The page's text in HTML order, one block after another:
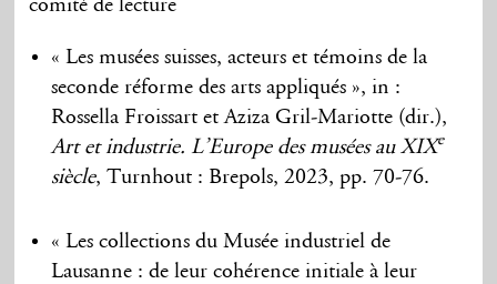
comité de lecture
« Les musées suisses, acteurs et témoins de la
seconde réforme des arts appliqués », in :
Rossella Froissart et Aziza Gril-Mariotte (dir.),
Art et industrie. L’Europe des musées au XIXe
siècle, Turnhout : Brepols, 2023, pp. 70-76.
« Les collections du Musée industriel de
Lausanne : de leur cohérence initiale à leur